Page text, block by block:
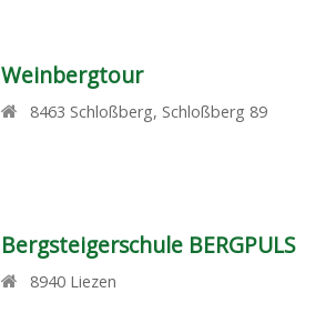
Weinbergtour
8463 Schloßberg, Schloßberg 89
Bergsteigerschule BERGPULS
8940 Liezen